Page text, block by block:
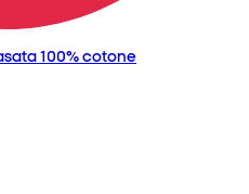
100% cotone